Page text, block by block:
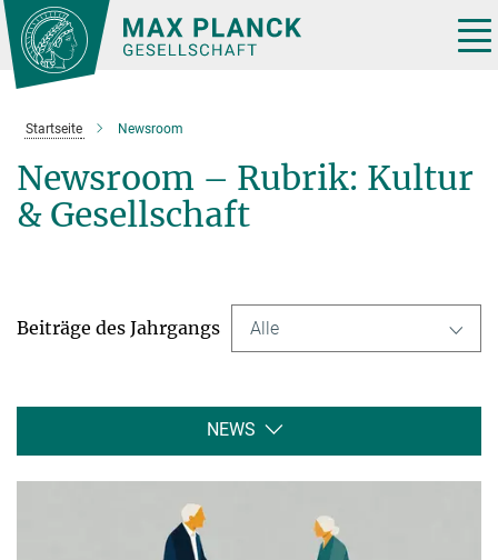
Hauptinhalt
Startseite Newsroom
Newsroom – Rubrik: Kultur
& Gesellschaft
Beiträge des Jahrgangs Alle
NEWS